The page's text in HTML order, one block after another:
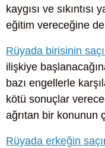
kaygısı ve
eğitim vereceğine
Rüyada birisinin
ilişkiye
bazı engellerle
kötü sonuçlar
ağrıtan bir konunun
Rüyada erkeğin